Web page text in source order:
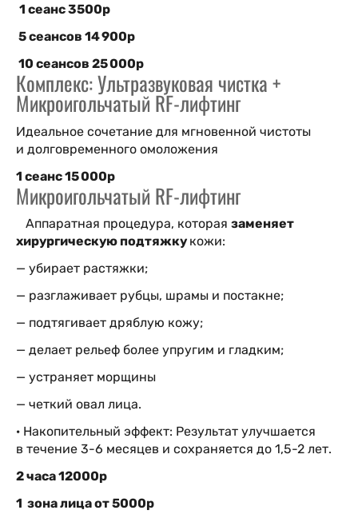
1 сеанс 3500р
5 сеансов 14 900р
10 сеансов 25 000р
Комплекс: Ультразвуковая чистка +
Микроигольчатый RF-лифтинг
Идеальное сочетание для мгновенной чистоты
и долговременного омоложения
1 сеанс 15 000р
Микроигольчатый RF-лифтинг
Аппаратная процедура, которая заменяет
хирургическую подтяжку кожи:
— убирает растяжки;
— разглаживает рубцы, шрамы и постакне;
— подтягивает дряблую кожу;
— делает рельеф более упругим и гладким;
— устраняет морщины
— четкий овал лица.
· Накопительный эффект: Результат улучшается
в течение 3-6 месяцев и сохраняется до 1,5-2 лет.
2 часа 12000р
1 зона лица от 5000р